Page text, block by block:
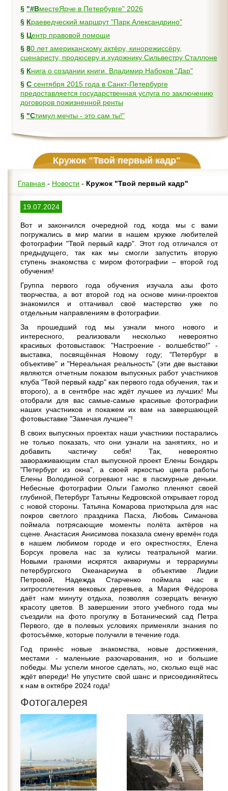
§
"#ВместеЯрче в Петербурге" 2026
§
Краеведческий маршрут "Парк Александрино"
§
Центр правовой помощи
§ 80 лет американскому актёру, кинорежиссёру,
сценаристу, продюсеру и художнику Сильвестру Сталлоне
§
Книга о создании книги. Владимир Набоков "Дар"
§ С сентября 2015 года в Санкт-Петербурге
предоставляется государственная услуга по заключению
договоров пожизненной ренты
§
"Стимул мечты - это сам ты!"
Кружок "Твой первый кадр"
Главная - Новости - Кружок "Твой первый кадр"
19.07.2024
Вот и закончился очередной год, когда мы с вами
погружались в мир магии в нашем кружке любителей
фотографии "Твой первый кадр". Этот год отличался от
предыдущего, так как мы смогли запустить вторую
ступень знакомства с миром фотографии – второй год
обучения!
Группа первого года обучения изучала азы фото
творчества, а вот второй год на основе мини-проектов
знакомился и оттачивал своё мастерство уже по
отдельным направлениям в фотографии.
За прошедший год мы узнали много нового и
интересного, реализовали несколько невероятно
красивых фотовыставок: "Настроение - волшебство!" -
выставка, посвящённая Новому году; "Петербург в
объективе" и "Нереальная реальность" (эти две выставки
являются отчетным показом выпускных работ участников
клуба "Твой первый кадр" как первого года обучения, так и
второго), а в сентябре нас ждёт лучшее из лучших! Мы
отобрали для вас самые-самые красивые фотографии
наших участников и покажем их вам на завершающей
фотовыставке "Замечая лучшее"!
В своих выпускных проектах наши участники постарались
не только показать, что они узнали на занятиях, но и
добавить частичку себя! Так, невероятно
завораживающим стал выпускной проект Елены Бондарь
"Петербург из окна", а своей яркостью цвета работы
Елены Володиной согревают нас в пасмурные деньки.
Небесные фотографии Ольги Гамолко пленяют своей
глубиной, Петербург Татьяны Кедровской открывает город
с новой стороны. Татьяна Комарова приоткрыла для нас
покров светлого праздника Пасха, Любовь Симанова
поймала потрясающие моменты полёта актёров на
сцене. Анастасия Анисимова показала смену времён года
в нашем любимом городе и его окрестностях, Елена
Борсук провела нас за кулисы театральной магии.
Новыми гранями искрятся аквариумы и террариумы
петербургского Океанариума в объективе Лидии
Петровой, Надежда Старченко поймала нас в
хитросплетения вековых деревьев, а Мария Фёдорова
даёт нам минуту отдыха, позволяя созерцать вечную
красоту цветов. В завершении этого учебного года мы
съездили на фото прогулку в Ботанический сад Петра
Первого, где в полевых условиях применяли знания по
фотосъёмке, которые получили в течение года.
Год принёс новые знакомства, новые достижения,
местами - маленькие разочарования, но и большие
победы. Мы успели многое сделать, но, сколько ещё нас
ждёт впереди! Не упустите свой шанс и присоединяйтесь
к нам в октябре 2024 года!
Фотогалерея